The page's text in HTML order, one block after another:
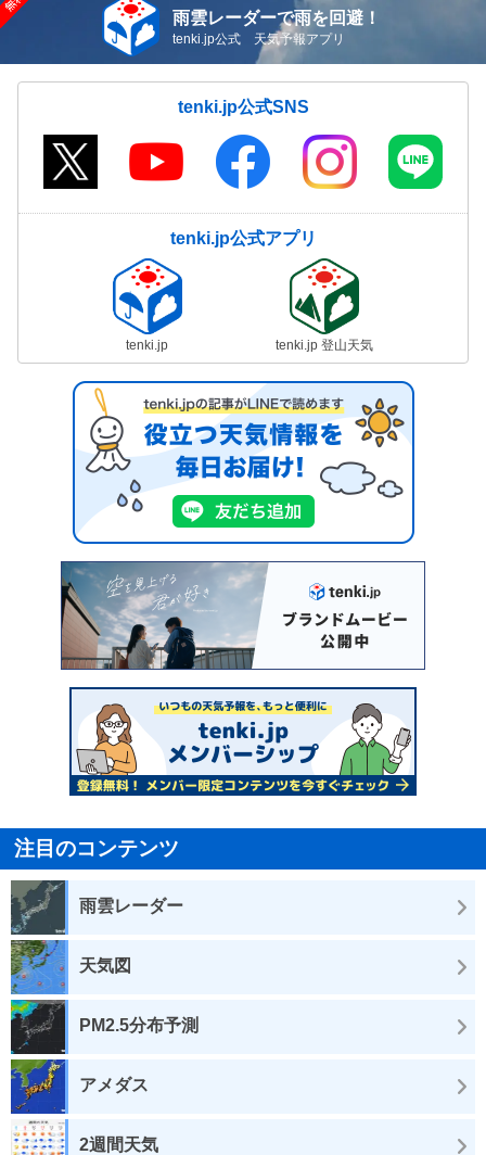
雨雲レーダーで雨を回避！
tenki.jp公式 天気予報アプリ
tenki.jp公式SNS
tenki.jp公式アプリ
tenki.jp tenki.jp 登山天気
注目のコンテンツ
雨雲レーダー
天気図
PM2.5分布予測
アメダス
2週間天気